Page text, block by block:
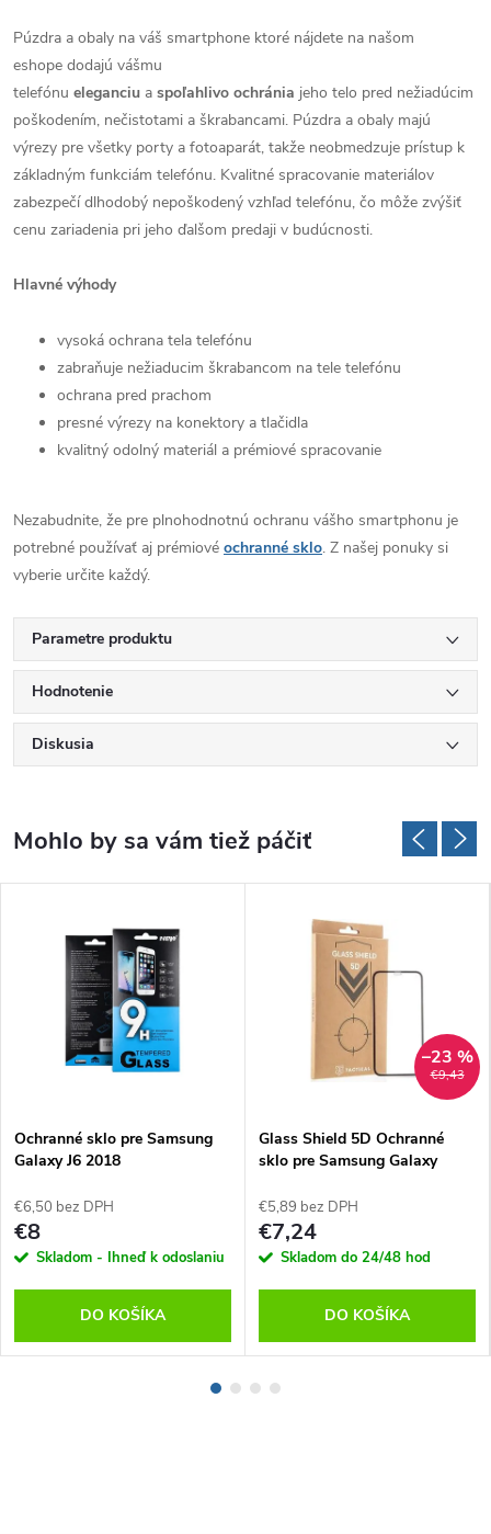
Púzdra a obaly na váš smartphone ktoré nájdete na našom
eshope dodajú vášmu
telefónu eleganciu a spoľahlivo ochránia jeho telo pred nežiadúcim
poškodením, nečistotami a škrabancami. Púzdra a obaly majú
výrezy pre všetky porty a fotoaparát, takže neobmedzuje prístup k
základným funkciám telefónu. Kvalitné spracovanie materiálov
zabezpečí dlhodobý nepoškodený vzhľad telefónu, čo môže zvýšiť
cenu zariadenia pri jeho ďalšom predaji v budúcnosti.
Hlavné výhody
vysoká ochrana tela telefónu
zabraňuje nežiaducim škrabancom na tele telefónu
ochrana pred prachom
presné výrezy na konektory a tlačidla
kvalitný odolný materiál a prémiové spracovanie
Nezabudnite, že pre plnohodnotnú ochranu vášho smartphonu je
potrebné používať aj prémiové ochranné sklo. Z našej ponuky si
vyberie určite každý.
Parametre produktu
Hodnotenie
Diskusia
Ochranné sklo pre Samsung
Galaxy J6 2018
€6,50 bez DPH
€8
Skladom - Ihneď k odoslaniu
DO KOŠÍKA
€9,43
–23 %
Glass Shield 5D Ochranné
sklo pre Samsung Galaxy
Tactical
€5,89 bez DPH
€7,24
Skladom do 24/48 hod
DO KOŠÍKA